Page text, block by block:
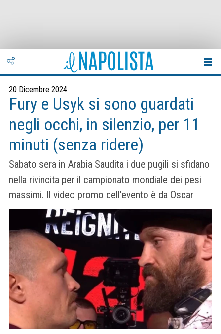
20 Dicembre 2024
Fury e Usyk si sono guardati
negli occhi, in silenzio, per 11
minuti (senza ridere)
Sabato sera in Arabia Saudita i due pugili si sfidano
nella rivincita per il campionato mondiale dei pesi
massimi. Il video promo dell'evento è da Oscar